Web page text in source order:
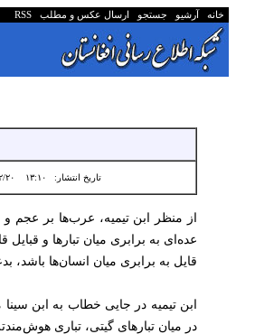
خانه آرشیو جستجو ارسال عکس و مطلب RSS
تاریخ انتشار: ۱۳:۱۰ ۱۴۰۵/۲/۲۰
از منظر ابن تیمیه، عرب‌ها بر عجم
عده‌ای به برابری میان تبارها و
قایل به برابری میان انسان‌ها باشد،
ابن تیمیه در جایی خطاب به ابن
در میان تبارهای گیتی، تباری